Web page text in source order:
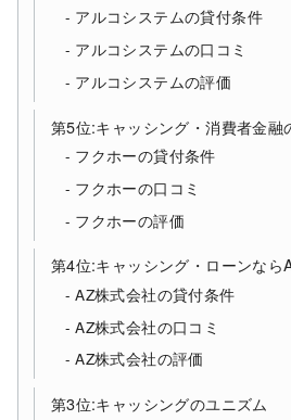
アルコシステムの貸付条件
アルコシステムの口コミ
アルコシステムの評価
第5位:キャッシング・消費者金融
フクホーの貸付条件
フクホーの口コミ
フクホーの評価
第4位:キャッシング・ローンなら
AZ株式会社の貸付条件
AZ株式会社の口コミ
AZ株式会社の評価
第3位:キャッシングのユニズム